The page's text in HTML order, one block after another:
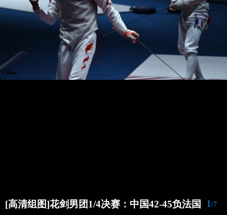
1 /7
[高清组图]花剑男团1/4决赛：中国42-45负法国